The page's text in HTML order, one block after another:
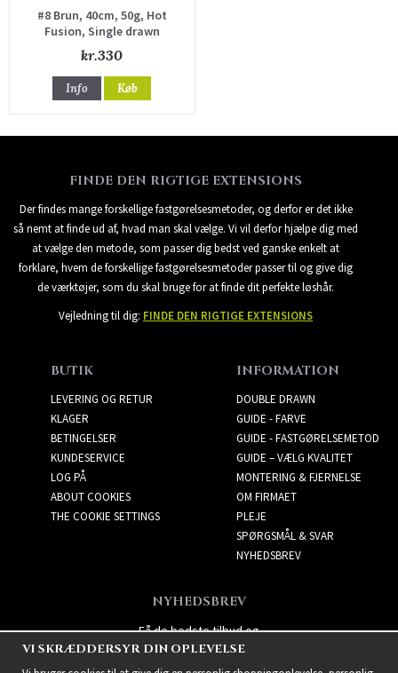
#8 Brun, 40cm, 50g, Hot
Fusion, Single drawn
kr.330
Info Køb
FINDE DEN RIGTIGE EXTENSIONS
Der findes mange forskellige fastgørelsesmetoder, og derfor er det ikke
så nemt at finde ud af, hvad man skal vælge. Vi vil derfor hjælpe dig med
at vælge den metode, som passer dig bedst ved ganske enkelt at
forklare, hvem de forskellige fastgørelsesmetoder passer til og give dig
de værktøjer, som du skal bruge for at finde dit perfekte løshår.
Vejledning til dig: FINDE DEN RIGTIGE EXTENSIONS
BUTIK
LEVERING OG RETUR
KLAGER
BETINGELSER
KUNDESERVICE
LOG PÅ
ABOUT COOKIES
THE COOKIE SETTINGS
INFORMATION
DOUBLE DRAWN
GUIDE - FARVE
GUIDE - FASTGØRELSEMETOD
GUIDE – VÆLG KVALITET
MONTERING & FJERNELSE
OM FIRMAET
PLEJE
SPØRGSMÅL & SVAR
NYHEDSBREV
NYHEDSBREV
Få de bedste tilbud og
spændende nye produkter!
VI SKRÆDDERSYR DIN OPLEVELSE